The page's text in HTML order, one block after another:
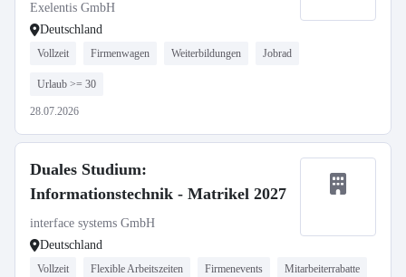
Exelentis GmbH
Deutschland
Vollzeit Firmenwagen Weiterbildungen Jobrad
Urlaub >= 30
28.07.2026
Duales Studium:
Informationstechnik - Matrikel 2027
interface systems GmbH
Deutschland
Vollzeit Flexible Arbeitszeiten Firmenevents Mitarbeiterrabatte